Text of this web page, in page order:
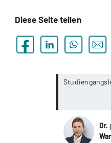
Diese Seite teilen
Dr.